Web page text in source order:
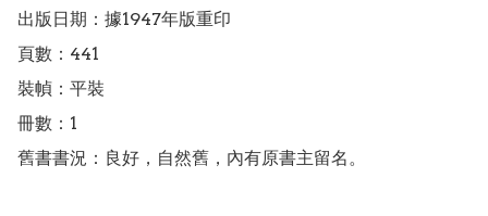
出版日期：據1947年版重印
頁數：441
裝幀：平裝
冊數：1
舊書書況：良好，自然舊，內有原書主留名。